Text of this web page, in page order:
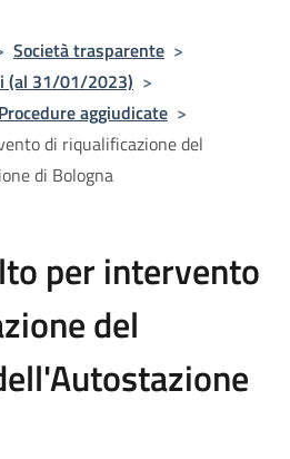
Società trasparente >
(al 31/01/2023) >
Procedure aggiudicate >
di riqualificazione del
di Bologna
per intervento
del